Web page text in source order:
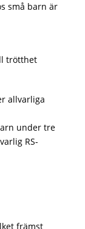
små barn är
trötthet
allvarliga
under tre
RS-
främst